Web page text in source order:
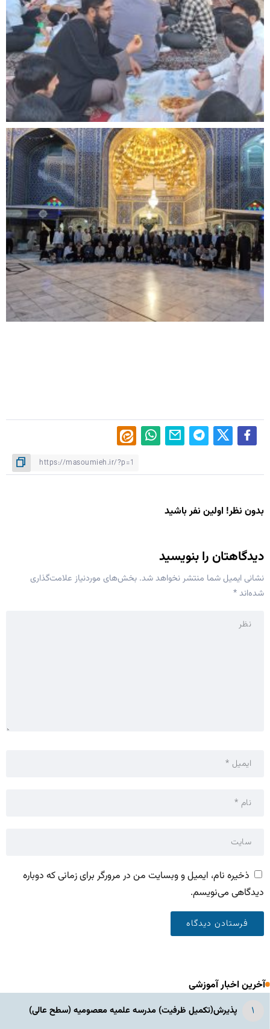
بدون نظر! اولین نفر باشید
دیدگاهتان را بنویسید
نشانی ایمیل شما منتشر نخواهد شد. بخش‌های موردنیاز علامت‌گذاری
شده‌اند*
ذخیره نام، ایمیل و وبسایت من در مرورگر برای زمانی که دوباره
دیدگاهی می‌نویسم.
آخرین اخبار آموزشی
پذیرش(تکمیل ظرفیت) مدرسه علمیه معصومیه‌ (سطح عالی)